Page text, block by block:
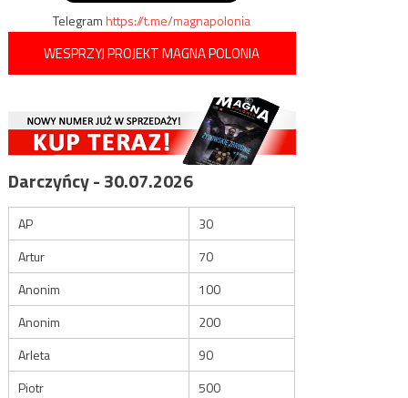
Telegramhttps://t.me/magnapolonia
WESPRZYJ PROJEKT MAGNA POLONIA
Darczyńcy - 30.07.2026
AP
30
Artur
70
Anonim
100
Anonim
200
Arleta
90
Piotr
500